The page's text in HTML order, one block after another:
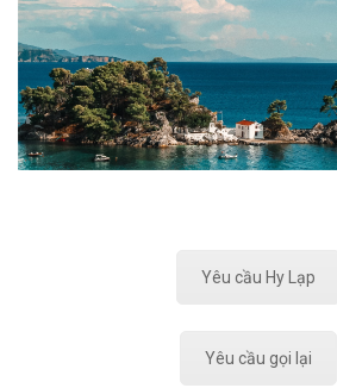
Yêu cầu Hy Lạp
Yêu cầu gọi lại